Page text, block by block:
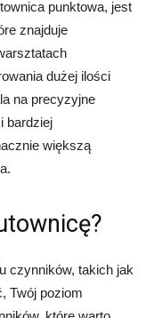
punktowa, jest
znajduje
dużej ilości
na precyzyjne
bardziej
większą
czynników, takich jak
Twój poziom